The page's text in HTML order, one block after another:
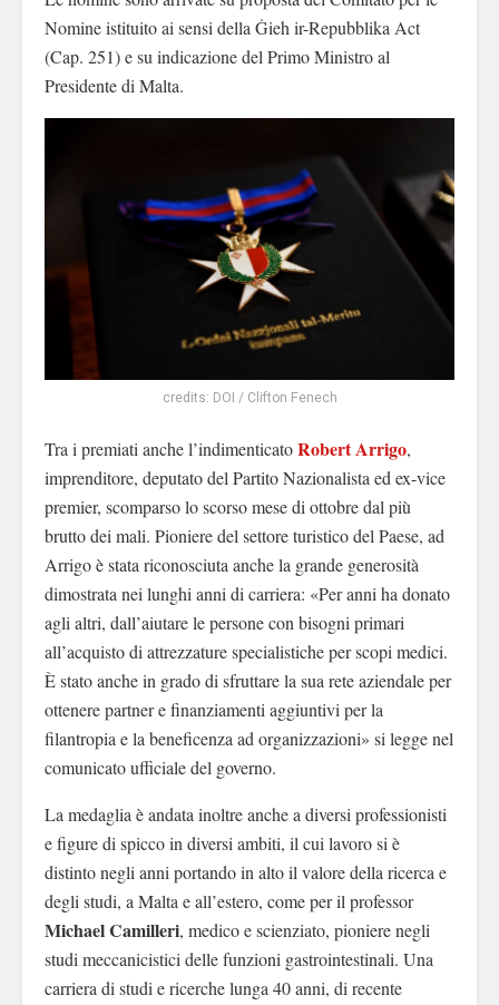
Nomine istituito ai sensi della Ġieh ir-Repubblika Act
(Cap. 251) e su indicazione del Primo Ministro al
Presidente di Malta.
credits: DOI / Clifton Fenech
Tra i premiati anche l’indimenticatoRobert Arrigo,
imprenditore, deputato del Partito Nazionalista ed ex-vice
premier, scomparso lo scorso mese di ottobre dal più
brutto dei mali. Pioniere del settore turistico del Paese, ad
Arrigo è stata riconosciuta anche la grande generosità
dimostrata nei lunghi anni di carriera: «Per anni ha donato
agli altri, dall’aiutare le persone con bisogni primari
all’acquisto di attrezzature specialistiche per scopi medici.
È stato anche in grado di sfruttare la sua rete aziendale per
ottenere partner e finanziamenti aggiuntivi per la
filantropia e la beneficenza ad organizzazioni» si legge nel
comunicato ufficiale del governo.
La medaglia è andata inoltre anche a diversi professionisti
e figure di spicco in diversi ambiti, il cui lavoro si è
distinto negli anni portando in alto il valore della ricerca e
degli studi, a Malta e all’estero, come per il professor
Michael Camilleri, medico e scienziato, pioniere negli
studi meccanicistici delle funzioni gastrointestinali. Una
carriera di studi e ricerche lunga 40 anni, di recente